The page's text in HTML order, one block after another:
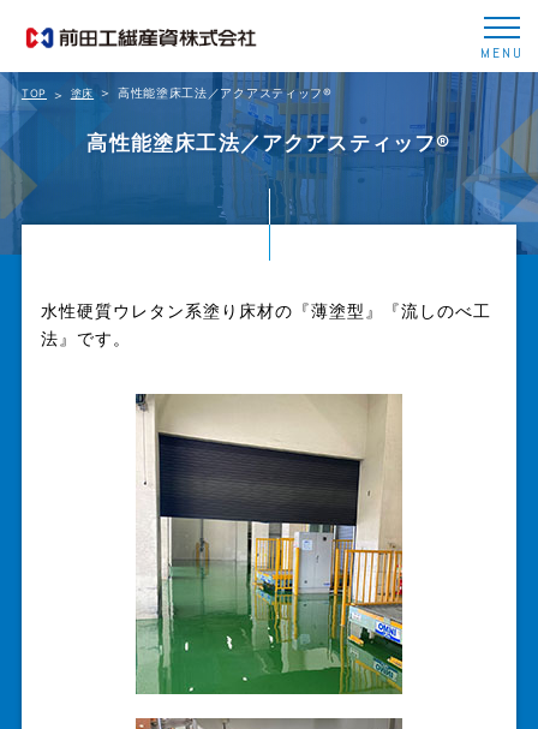
MENU
TOP 塗床 高性能塗床工法／アクアスティッフ®
高性能塗床工法／アクアスティッフ®
水性硬質ウレタン系塗り床材の『薄塗型』『流しのべ工
法』です。